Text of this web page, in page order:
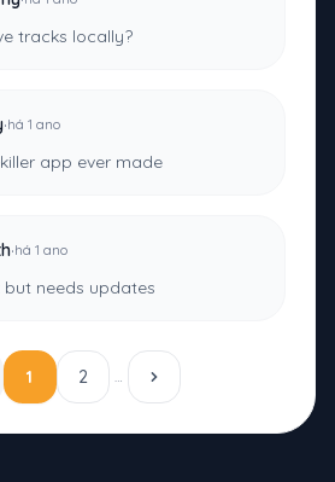
tracks locally?
·há 1 ano
app ever made
·há 1 ano
needs updates
1 2 …